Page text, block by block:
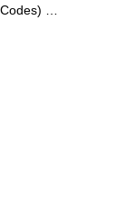
Codes) …